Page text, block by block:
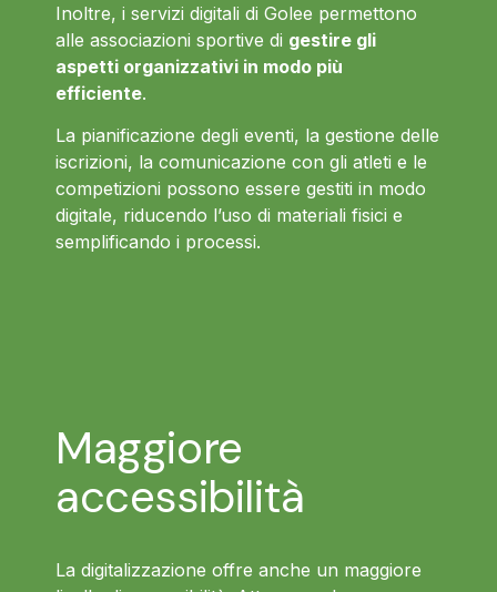
Inoltre, i servizi digitali di Golee permettono
alle associazioni sportive di gestire gli
aspetti organizzativi in modo più
efficiente.
La pianificazione degli eventi, la gestione delle
iscrizioni, la comunicazione con gli atleti e le
competizioni possono essere gestiti in modo
digitale, riducendo l’uso di materiali fisici e
semplificando i processi.
Maggiore
accessibilità
La digitalizzazione offre anche un maggiore